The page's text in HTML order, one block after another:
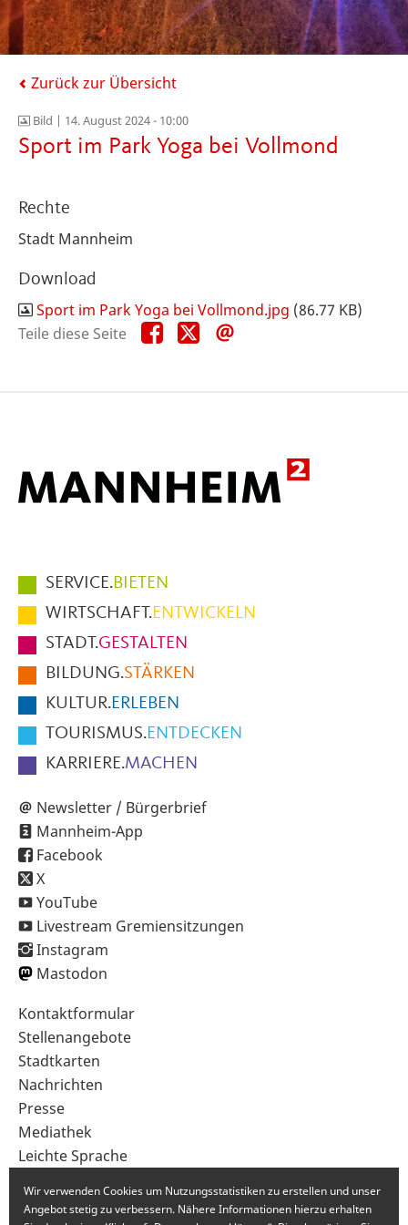
Zurück zur Übersicht
Bild | 14. August 2024 - 10:00
Sport im Park Yoga bei Vollmond
Rechte
Stadt Mannheim
Download
Sport im Park Yoga bei Vollmond.jpg (86.77 KB)
Teile diese Seite
Teile
diese
Teile
diese
Hauptmenüpunkte
im
Fußbereich
der
Seite
SERVICE.BIETEN
WIRTSCHAFT.ENTWICKELN
STADT.GESTALTEN
BILDUNG.STÄRKEN
KULTUR.ERLEBEN
TOURISMUS.ENTDECKEN
KARRIERE.MACHEN
Newsletter / Bürgerbrief
Mannheim-App
Facebook
X
YouTube
Livestream Gremiensitzungen
Instagram
Mastodon
Sekundärnavigation
im
Fußbereich
Kontaktformular
Stellenangebote
Stadtkarten
Nachrichten
Presse
Mediathek
Leichte Sprache
Wir verwenden Cookies um Nutzungsstatistiken zu erstellen und unser
Angebot stetig zu verbessern. Nähere Informationen hierzu erhalten